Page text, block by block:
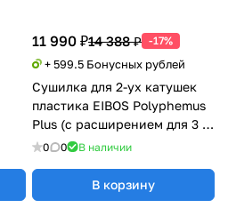
11 990 ₽14 388 ₽ -17%
+ 599.5 Бонусных рублей
Сушилка для 2-ух катушек
пластика EIBOS Polyphemus
Plus (с расширением для 3 кг
катушки)
0 0 В наличии
В корзину